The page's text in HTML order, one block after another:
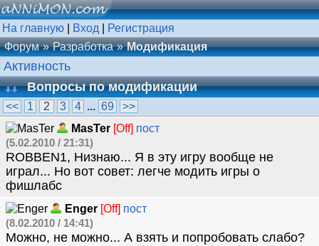
На главную Вход
Регистрация
Форум
Разработка Модификация
Активность
Вопросы по модификации
<< 1 2 3 4 ... 69
>>
MasTer [Off] пост
(5.02.2010 / 21:31)
ROBBEN1, Низнаю... Я в эту игру вообще не
играл... Но вот совет: легче модить игры о
фишлабс
Enger [Off] пост
(8.02.2010 / 14:41)
Можно, не можно... А взять и попробовать слабо?